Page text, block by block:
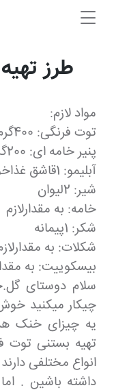
طرز
مواد لازم:
توت فرنگی: 400گرم
پنیر خامه ای: 200گرم
آبلیمو: 1قاشق غذاخوری
شیر: 2لیوان
خامه: به مقدارلازم
شکر: 1پیمانه
شکلات: به
بیسکوییت: به
سلام دوستای
چیکار میکنید
یه چیزای خنک
تهیه بستنی توت
انواع مختلفی
داشته باشین .